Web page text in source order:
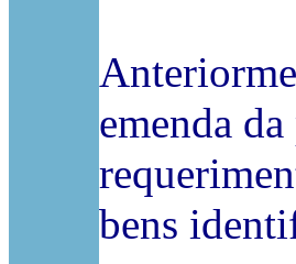
emenda
bens